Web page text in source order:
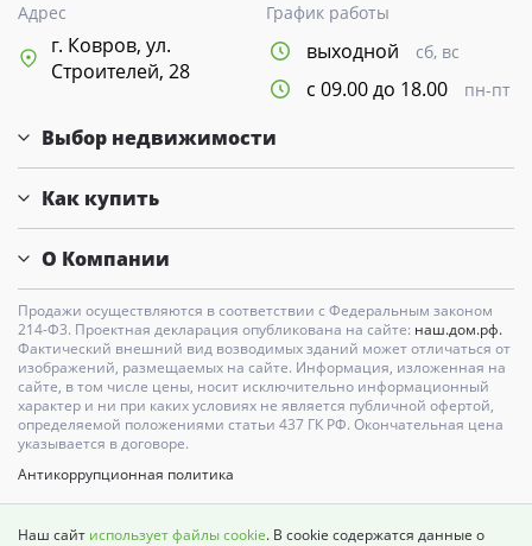
Адрес
г. Ковров, ул.
Строителей, 28
График работы
выходной сб, вс
с 09.00 до 18.00 пн-пт
Выбор недвижимости
Как купить
О Компании
Продажи осуществляются в соответствии с Федеральным законом
214-Ф3. Проектная декларация опубликована на сайте: наш.дом.рф.
Фактический внешний вид возводимых зданий может отличаться от
изображений, размещаемых на сайте. Информация, изложенная на
сайте, в том числе цены, носит исключительно информационный
характер и ни при каких условиях не является публичной офертой,
определяемой положениями статьи 437 ГК РФ. Окончательная цена
указывается в договоре.
Антикоррупционная политика
Наш сайт использует файлы cookie. В cookie содержатся данные о